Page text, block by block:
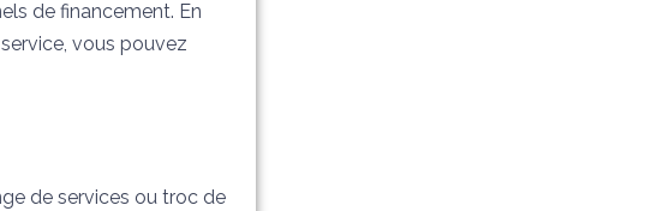
de financement. En
vous pouvez
de services ou troc de